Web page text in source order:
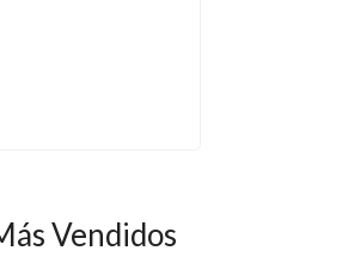
Vendidos